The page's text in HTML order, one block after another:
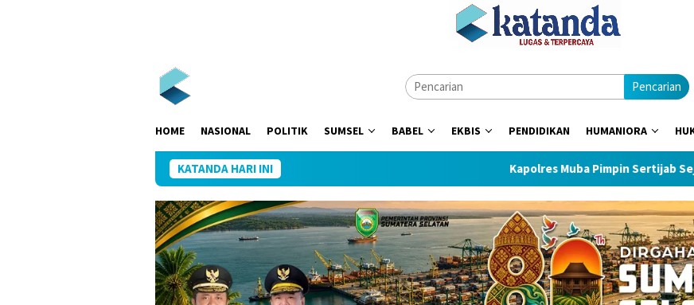
Pencarian
HOME NASIONAL POLITIK SUMSEL BABEL EKBIS PENDIDIKAN HUMANIORA
KATANDA HARI INI Kapolres Muba Pimpin Sertijab Sejumlah